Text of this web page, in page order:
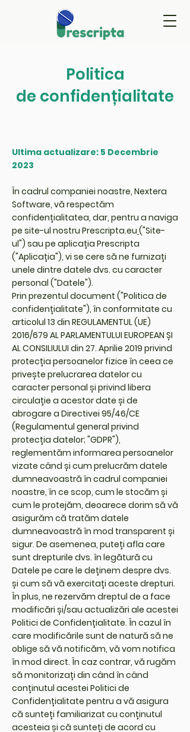
Politica
de confidențialitate
Ultima actualizare: 5 Decembrie
2023
În cadrul companiei noastre, Nextera
Software, vă respectăm
confidențialitatea, dar, pentru a naviga
pe site-ul nostru Prescripta.eu ("Site-
ul") sau pe aplicația Prescripta
("Aplicația"), vi se cere să ne furnizați
unele dintre datele dvs. cu caracter
personal ("Datele").
Prin prezentul document ("Politica de
confidențialitate"), în conformitate cu
articolul 13 din REGULAMENTUL (UE)
2016/679 AL PARLAMENTULUI EUROPEAN ȘI
AL CONSILIULUI din 27. Aprilie 2019 privind
protecția persoanelor fizice în ceea ce
privește prelucrarea datelor cu
caracter personal și privind libera
circulație a acestor date și de
abrogare a Directivei 95/46/CE
(Regulamentul general privind
protecția datelor; "GDPR"),
reglementăm informarea persoanelor
vizate când și cum prelucrăm datele
dumneavoastră în cadrul companiei
noastre, în ce scop, cum le stocăm și
cum le protejăm, deoarece dorim să vă
asigurăm că tratăm datele
dumneavoastră în mod transparent și
sigur. De asemenea, puteți afla care
sunt drepturile dvs. în legătură cu
Datele pe care le deținem despre dvs.
și cum să vă exercitați aceste drepturi.
În plus, ne rezervăm dreptul de a face
modificări și/sau actualizări ale acestei
Politici de Confidențialitate. În cazul în
care modificările sunt de natură să ne
oblige să vă notificăm, vă vom notifica
în mod direct. În caz contrar, vă rugăm
să monitorizați din când în când
conținutul acestei Politici de
Confidențialitate pentru a vă asigura
că sunteți familiarizat cu conținutul
acesteia și că sunteți de acord cu